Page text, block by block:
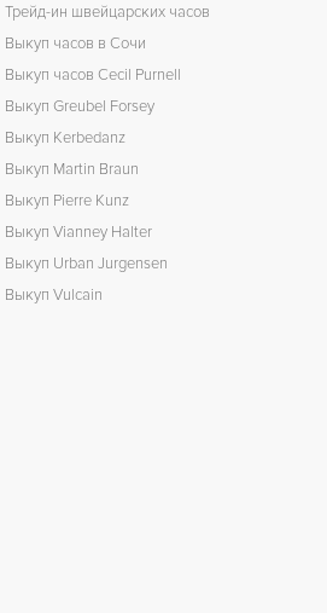
Трейд-ин швейцарских часов
Выкуп часов в Сочи
Выкуп часов Cecil Purnell
Выкуп Greubel Forsey
Выкуп Kerbedanz
Выкуп Martin Braun
Выкуп Pierre Kunz
Выкуп Vianney Halter
Выкуп Urban Jurgensen
Выкуп Vulcain